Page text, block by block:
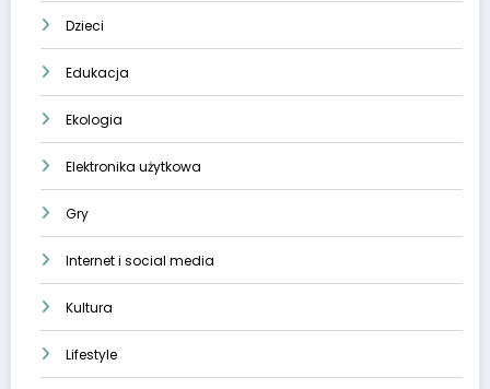
Dzieci
Edukacja
Ekologia
Elektronika użytkowa
Gry
Internet i social media
Kultura
Lifestyle